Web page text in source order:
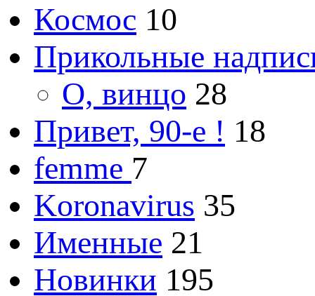
Космос 10
Прикольные
О, винцо 28
Привет, 90-е ! 18
femme 7
Koronavirus 35
Именные 21
Новинки 195